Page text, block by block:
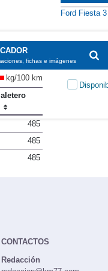
fichas e imágenes
kg/100 km
485
485
485
Ford Fiesta
CONTACTOS
Redacción